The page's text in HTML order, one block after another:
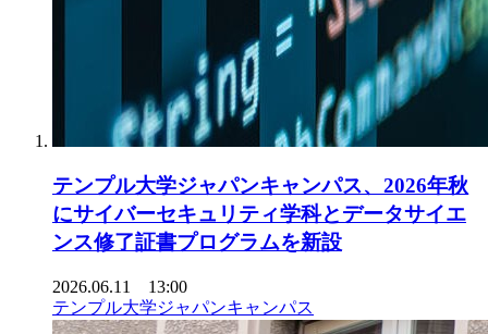
テンプル大学ジャパンキャンパス、2026年秋
にサイバーセキュリティ学科とデータサイエ
ンス修了証書プログラムを新設
2026.06.11 13:00
テンプル大学ジャパンキャンパス